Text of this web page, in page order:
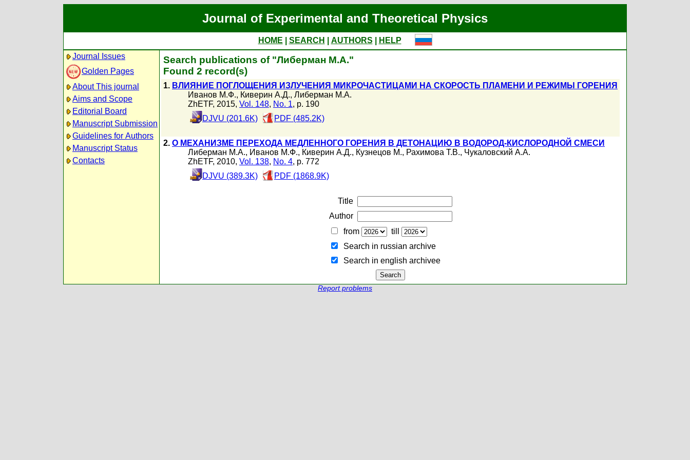
Journal of Experimental and Theoretical Physics
HOME SEARCH AUTHORS
HELP
Journal Issues
Golden Pages
About This journal
Aims and Scope
Editorial Board
Manuscript Submission
Guidelines for Authors
Manuscript Status
Contacts
Search publications of "Либерман М.А."
Found 2 record(s)
1. ВЛИЯНИЕ ПОГЛОЩЕНИЯ ИЗЛУЧЕНИЯ МИКРОЧАСТИЦАМИ НА СКОРОСТЬ ПЛАМЕНИ И РЕЖИМЫ ГОРЕНИЯ
Иванов М.Ф., Киверин А.Д., Либерман М.А.
ZhETF, 2015, Vol. 148, No. 1, p. 190
DJVU (201.6K)
PDF (485.2K)
2. О МЕХАНИЗМЕ ПЕРЕХОДА МЕДЛЕННОГО ГОРЕНИЯ В ДЕТОНАЦИЮ В ВОДОРОД-КИСЛОРОДНОЙ СМЕСИ
Либерман М.А., Иванов М.Ф., Киверин А.Д., Кузнецов М., Рахимова Т.В., Чукаловский А.А.
ZhETF, 2010, Vol. 138, No. 4, p. 772
DJVU (389.3K)
PDF (1868.9K)
Title
Author
from
till
Search in russian archive
Search in english archiveе
Report problems